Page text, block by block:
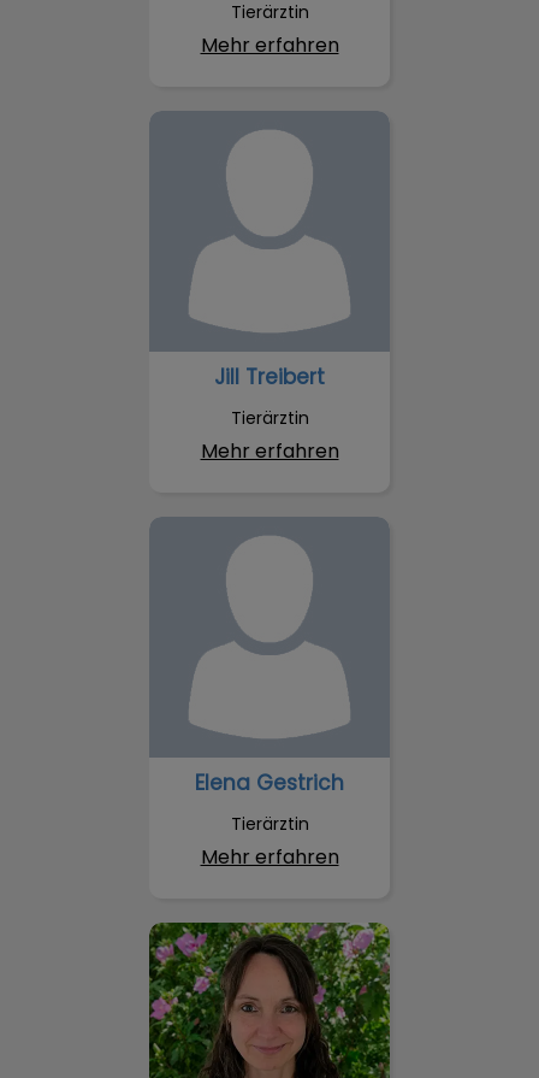
Tierärztin
Mehr erfahren
Jill Treibert
Tierärztin
Mehr erfahren
Elena Gestrich
Tierärztin
Mehr erfahren
Stephanie Vey